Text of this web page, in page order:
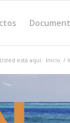
Usted está aquí: Inicio /